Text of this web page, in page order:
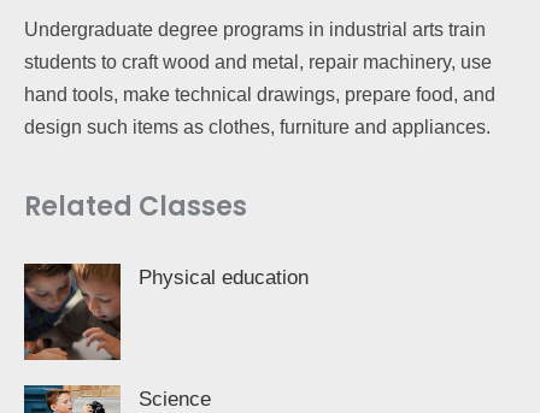
Undergraduate degree programs in industrial arts train
students to craft wood and metal, repair machinery, use
hand tools, make technical drawings, prepare food, and
design such items as clothes, furniture and appliances.
Related Classes
Physical education
Science